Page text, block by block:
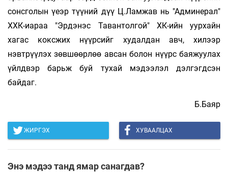
сонсголын үеэр түүний дүү Ц.Ламжав нь "Админерал"
ХХК-иараа "Эрдэнэс Тавантолгой" ХК-ийн уурхайн
хагас коксжих нүүрсийг худалдан авч, хилээр
нэвтрүүлэх зөвшөөрлөө авсан болон нүүрс баяжуулах
үйлдвэр барьж буй тухай мэдээлэл дэлгэгдсэн
байдаг.
Б.Баяр
ЖИРГЭХ ХУВААЛЦАХ
Энэ мэдээ танд ямар санагдав?